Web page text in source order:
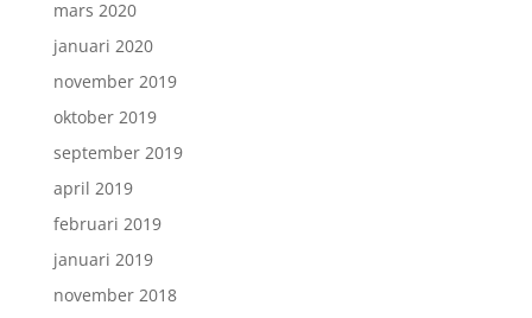
mars 2020
januari 2020
november 2019
oktober 2019
september 2019
april 2019
februari 2019
januari 2019
november 2018